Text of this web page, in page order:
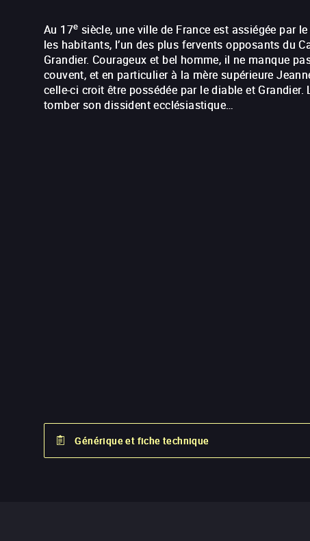
Au 17e siècle, une ville de France est assiégée par
les habitants, l’un des plus fervents opposants du
Grandier. Courageux et bel homme, il ne manque
couvent, et en particulier à la mère supérieure
celle-ci croit être possédée par le diable et
tomber son dissident ecclésiastique…
Générique et fiche technique